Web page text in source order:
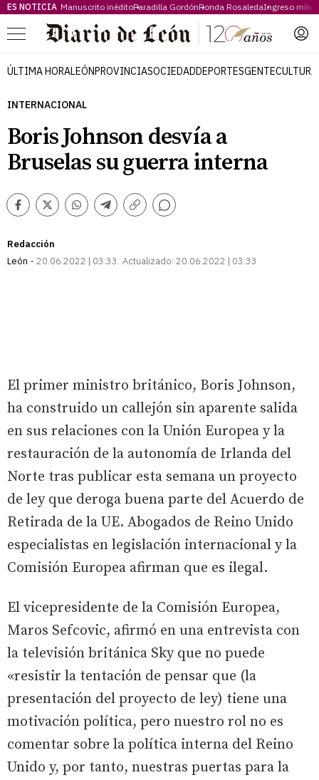
ES NOTICIA Manuscrito inéditoParadilla GordónRonda RosaledaIngreso
Menú
ÚLTIMA HORALEÓNPROVINCIASOCIEDADDEPORTESGENTECULTURA
INTERNACIONAL
Boris Johnson desvía a
Bruselas su guerra interna
Facebook
TwitterWhatsappTelegram
Copiar
Comentarios
Redacción
León
20.06.2022 | 03:33 Actualizado: 20.06.2022 | 03:33
El primer ministro británico, Boris Johnson,
ha construido un callejón sin aparente salida
en sus relaciones con la Unión Europea y la
restauración de la autonomía de Irlanda del
Norte tras publicar esta semana un proyecto
de ley que deroga buena parte del Acuerdo de
Retirada de la UE. Abogados de Reino Unido
especialistas en legislación internacional y la
Comisión Europea afirman que es ilegal.
El vicepresidente de la Comisión Europea,
Maros Sefcovic, afirmó en una entrevista con
la televisión británica Sky que no puede
«resistir la tentación de pensar que (la
presentación del proyecto de ley) tiene una
motivación política, pero nuestro rol no es
comentar sobre la política interna del Reino
Unido y, por tanto, nuestras puertas para la